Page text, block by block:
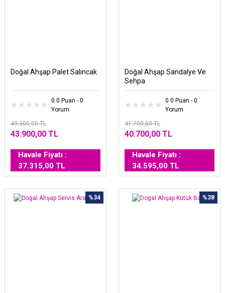
Doğal Ahşap Palet Salıncak
0.0 Puan - 0
Yorum
49.300,00 TL
43.900,00 TL
Havale Fiyatı :
37.315,00 TL
Doğal Ahşap Sandalye Ve
Sehpa
0.0 Puan - 0
Yorum
41.700,00 TL
40.700,00 TL
Havale Fiyatı :
34.595,00 TL
%34 %38